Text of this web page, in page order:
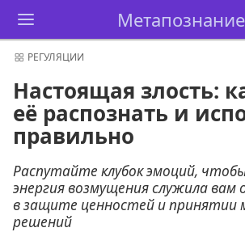
Метапознание
РЕГУЛЯЦИИ
Настоящая злость:
её распознать и
правильно
Распутайте клубок эмоций,
энергия возмущения служила вам
в защите ценностей и принятии
решений